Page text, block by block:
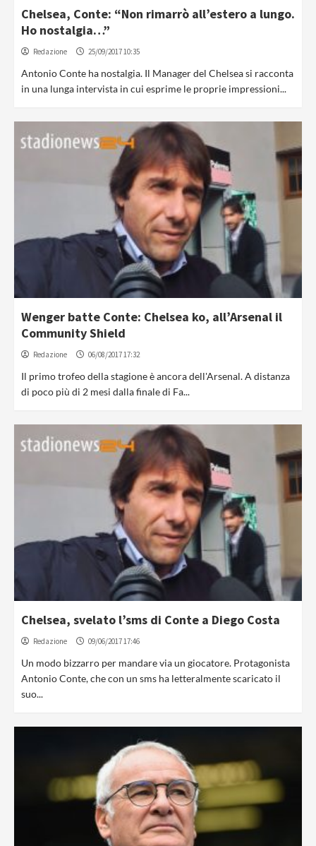
Chelsea, Conte: “Non rimarrò all’estero a lungo.
Ho nostalgia…”
Redazione 25/09/2017 10:35
Antonio Conte ha nostalgia. Il Manager del Chelsea si racconta
in una lunga intervista in cui esprime le proprie impressioni...
Wenger batte Conte: Chelsea ko, all’Arsenal il
Community Shield
Redazione 06/08/2017 17:32
Il primo trofeo della stagione è ancora dell'Arsenal. A distanza
di poco più di 2 mesi dalla finale di Fa...
Chelsea, svelato l’sms di Conte a Diego Costa
Redazione 09/06/2017 17:46
Un modo bizzarro per mandare via un giocatore. Protagonista
Antonio Conte, che con un sms ha letteralmente scaricato il
suo...